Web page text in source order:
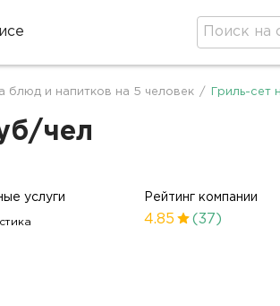
блюд и напитков на 5 человек / Гриль-сет
чел
услуги Рейтинг компании
4.85 (37)